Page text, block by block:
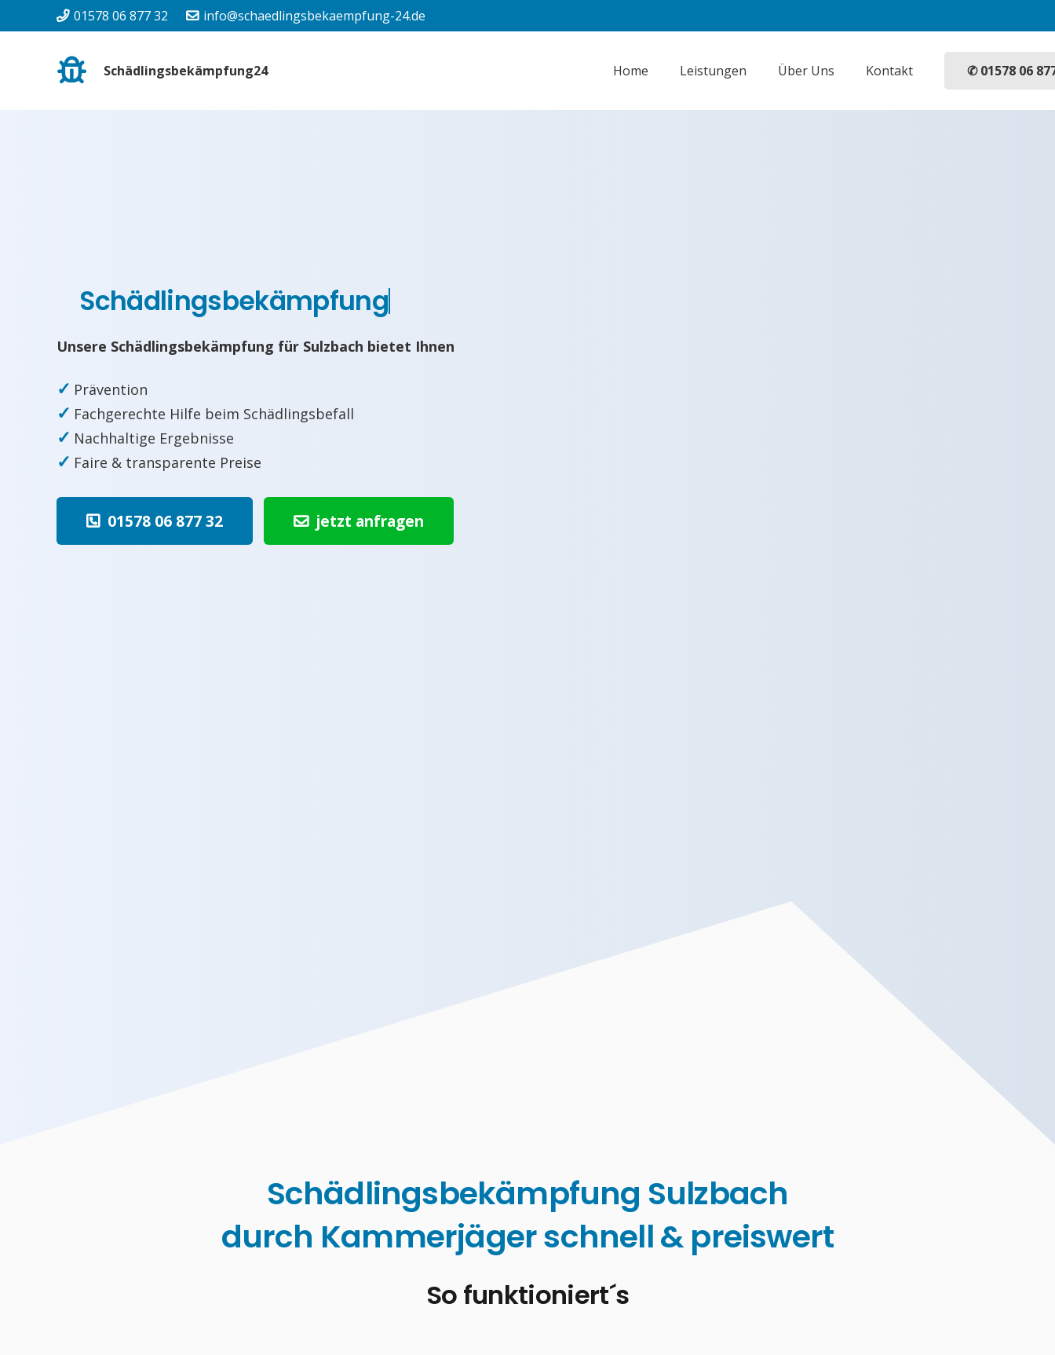
01578 06 877 32 info@schaedlingsbekaempfung-24.de
Schädlingsbekämpfung24 Home Leistungen Über Uns Kontakt ✆ 01578 06
Schädlingsbekämpfung
Unsere Schädlingsbekämpfung für Sulzbach bietet Ihnen
✓ Prävention
✓ Fachgerechte Hilfe beim Schädlingsbefall
✓ Nachhaltige Ergebnisse
✓ Faire & transparente Preise
01578 06 877 32 jetzt anfragen
Schädlingsbekämpfung Sulzbach
durch Kammerjäger schnell & preiswert
So funktioniert´s